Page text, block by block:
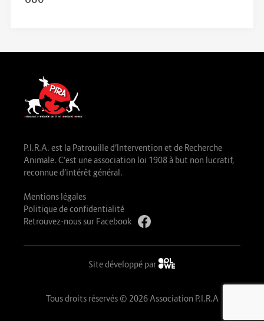
P.I.R.A. est la Patrouille d’Intervention et de Recherche
Animale. C’est une association loi 1908 à but non lucratif,
reconnue d’intérêt général.
Mentions légales
Politique de confidentialité
Retrouvez-nous sur Facebook
Site développé par
Tous droits réservés © 2026 Association P.I.R.A